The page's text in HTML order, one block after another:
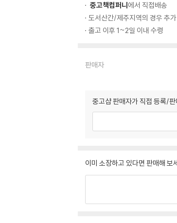
중고책컴퍼니에서 직접배송
도서산간/제주지역의 경우 추
출고 이후 1~2일 이내 수령
판매자
중고샵 판매자가 직접 등록/
이미 소장하고 있다면 판매해 보